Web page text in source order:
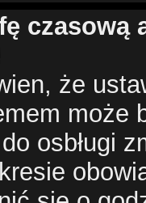
czasową
że
może
osbługi